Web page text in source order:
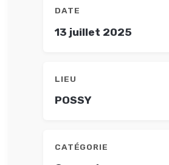
DATE
13 juillet 2025
LIEU
POSSY
CATÉGORIE